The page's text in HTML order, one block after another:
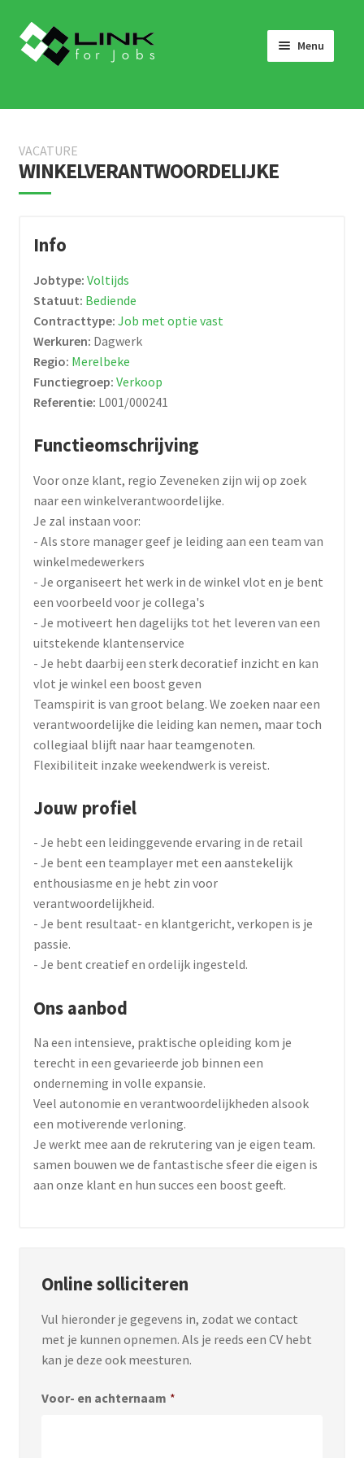
to
navigation
to
content
Menu
LINK 4 JOBS VOOR BEDRIJVEN
OVER ONS
NEEM CONTACT OP
VACATURE
WINKELVERANTWOORDELIJKE
Info
Jobtype: Voltijds
Statuut: Bediende
Contracttype: Job met optie vast
Werkuren: Dagwerk
Regio: Merelbeke
Functiegroep: Verkoop
Referentie: L001/000241
Functieomschrijving
Voor onze klant, regio Zeveneken zijn wij op zoek
naar een winkelverantwoordelijke.
Je zal instaan voor:
- Als store manager geef je leiding aan een team van
winkelmedewerkers
- Je organiseert het werk in de winkel vlot en je bent
een voorbeeld voor je collega's
- Je motiveert hen dagelijks tot het leveren van een
uitstekende klantenservice
- Je hebt daarbij een sterk decoratief inzicht en kan
vlot je winkel een boost geven
Teamspirit is van groot belang. We zoeken naar een
verantwoordelijke die leiding kan nemen, maar toch
collegiaal blijft naar haar teamgenoten.
Flexibiliteit inzake weekendwerk is vereist.
Jouw profiel
- Je hebt een leidinggevende ervaring in de retail
- Je bent een teamplayer met een aanstekelijk
enthousiasme en je hebt zin voor
verantwoordelijkheid.
- Je bent resultaat- en klantgericht, verkopen is je
passie.
- Je bent creatief en ordelijk ingesteld.
Ons aanbod
Na een intensieve, praktische opleiding kom je
terecht in een gevarieerde job binnen een
onderneming in volle expansie.
Veel autonomie en verantwoordelijkheden alsook
een motiverende verloning.
Je werkt mee aan de rekrutering van je eigen team.
samen bouwen we de fantastische sfeer die eigen is
aan onze klant en hun succes een boost geeft.
Online solliciteren
Vul hieronder je gegevens in, zodat we contact
met je kunnen opnemen. Als je reeds een CV hebt
kan je deze ook meesturen.
Voor- en achternaam *